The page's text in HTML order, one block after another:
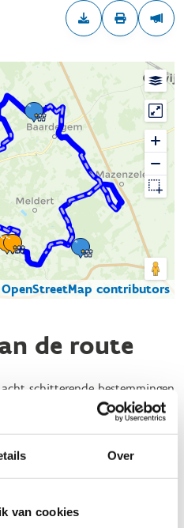
Over
van cookies
contributors
de route
schitterende bestemmingen
erkende ruiter- en
naar een wereld van
en menners kunnen genieten